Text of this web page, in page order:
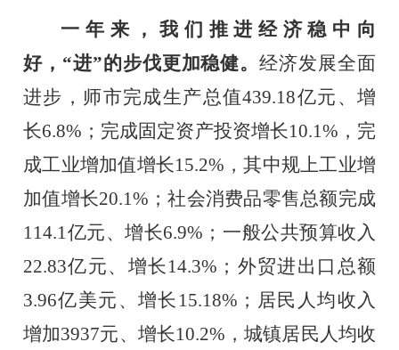
一年来，我们推进经济稳中向
好， “进”的步伐更加稳健。经济发展全面
进步，师市完成生产总值439.18亿元、增
长6.8% ；完成固定资产投资增长10.1% ，完
成工业增加值增长15.2% ，其中规上工业增
加值增长20.1% ；社会消费品零售总额完成
114.1 亿元、增长6.9% ；一般公共预算收入
22.83亿元、增长 14.3% ；外贸进出口总额
3.96亿美元、增长 15.18% ； 居民 人均收入
增加3937元、增长10.2% ，城镇居民人均收